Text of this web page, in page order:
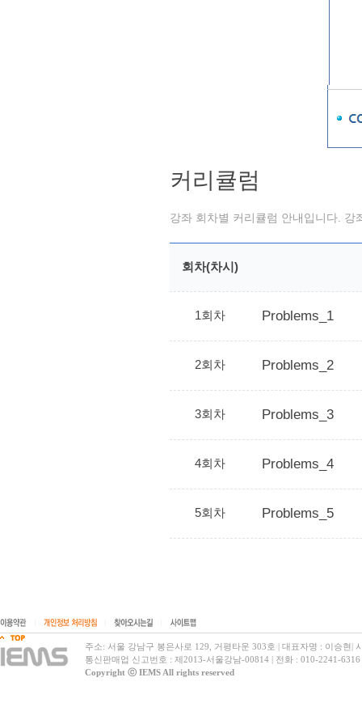
커리큘럼
강좌 회차별 커리큘럼 안내입니다.
회차(차시)
1회차 Problems_1
2회차 Problems_2
3회차 Problems_3
4회차 Problems_4
5회차 Problems_5
주소: 서울 강남구 봉은사로 129, 거평타운 303호 | 대표자명 : 이승현 |
통신판매업 신고번호 : 제2013-서울강남-00814 | 전화 : 010-2241-
Copyright ⓒ IEMS All rights reserved